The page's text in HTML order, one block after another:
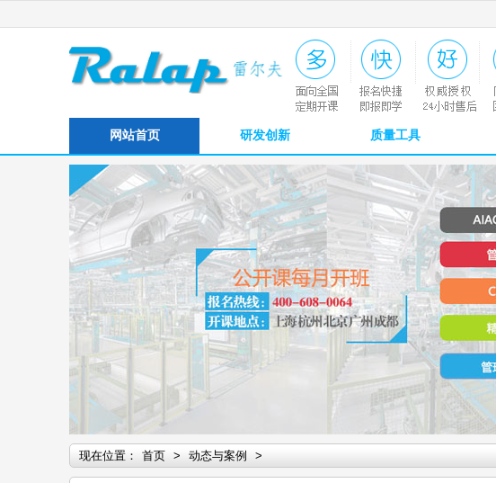
网站首页 研发创新 质量工具
现在位置： 首页 > 动态与案例 >